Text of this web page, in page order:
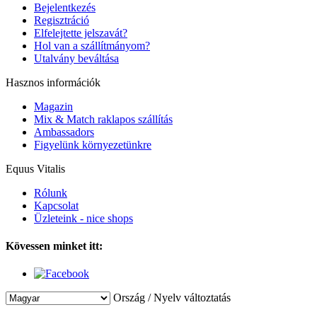
Bejelentkezés
Regisztráció
Elfelejtette jelszavát?
Hol van a szállítmányom?
Utalvány beváltása
Hasznos információk
Magazin
Mix & Match raklapos szállítás
Ambassadors
Figyelünk környezetünkre
Equus Vitalis
Rólunk
Kapcsolat
Üzleteink - nice shops
Kövessen minket itt:
Ország / Nyelv változtatás